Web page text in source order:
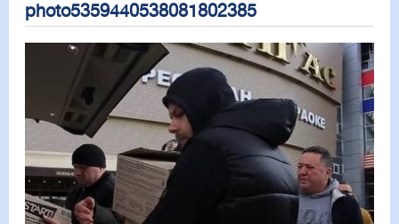
photo5359440538081802385